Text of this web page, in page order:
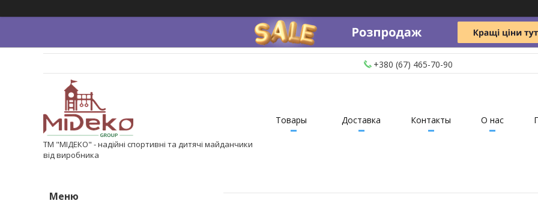
+380 (67) 465-70-90
ТМ "МІДЕКО" - надійні спортивні та дитячі майданчики
від виробника
Товары Доставка Контакты О нас